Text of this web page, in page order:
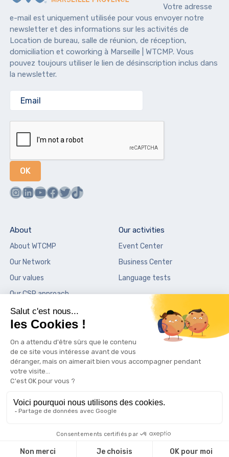
Votre adresse
e-mail est uniquement utilisée pour vous envoyer notre
newsletter et des informations sur les activités de
Location de bureau, salle de réunion, de réception,
domiciliation et coworking à Marseille | WTCMP. Vous
pouvez toujours utiliser le lien de désinscription inclus dans
la newsletter.
Instagram
LinkedIn
YouTube
Facebook
Twitter
TikTok
About
About WTCMP
Our Network
Our values
Our CSR approach
Our activities
Event Center
Business Center
Language tests
Our places
Sky Center La Marseillaise
Palais de la Bourse
Press
Copyright © 2026 World Trade Center - Legal notice